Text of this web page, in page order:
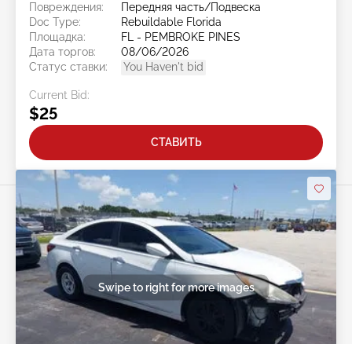
Повреждения:
Передняя часть/Подвеска
Doc Type:
Rebuildable Florida
Площадка:
FL - PEMBROKE PINES
Дата торгов:
08/06/2026
Статус ставки:
You Haven't bid
Current Bid:
$25
СТАВИТЬ
Swipe to right for more images